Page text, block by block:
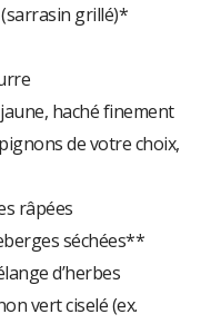
(sarrasin grillé)*
haché finement
de votre choix,
râpées
séchées**
d’herbes
vert ciselé (ex.